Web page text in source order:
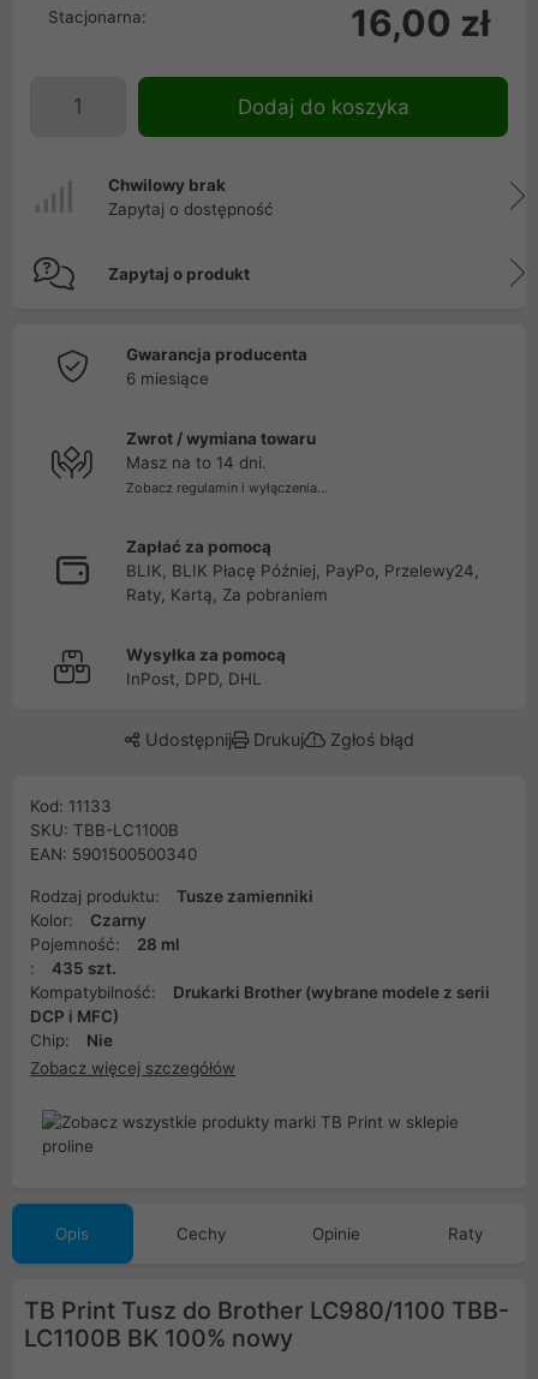
Stacjonarna: 16,00 zł
Dodaj do koszyka
Chwilowy brak
Zapytaj o dostępność
Zapytaj o produkt
Gwarancja producenta
6 miesiące
Zwrot / wymiana towaru
Masz na to 14 dni.
Zobacz regulamin i wyłączenia...
Zapłać za pomocą
BLIK, BLIK Płacę Później, PayPo, Przelewy24,
Raty, Kartą, Za pobraniem
Wysyłka za pomocą
InPost, DPD, DHL
Udostępnij Drukuj Zgłoś błąd
Kod: 11133
SKU: TBB-LC1100B
EAN: 5901500500340
Rodzaj produktu:
Tusze zamienniki
Kolor:
Czarny
Pojemność:
28 ml
:
435 szt.
Kompatybilność:
Drukarki Brother (wybrane modele z serii
DCP i MFC)
Chip:
Nie
Zobacz więcej szczegółów
Opis Cechy Opinie Raty
TB Print Tusz do Brother LC980/1100 TBB-
LC1100B BK 100% nowy